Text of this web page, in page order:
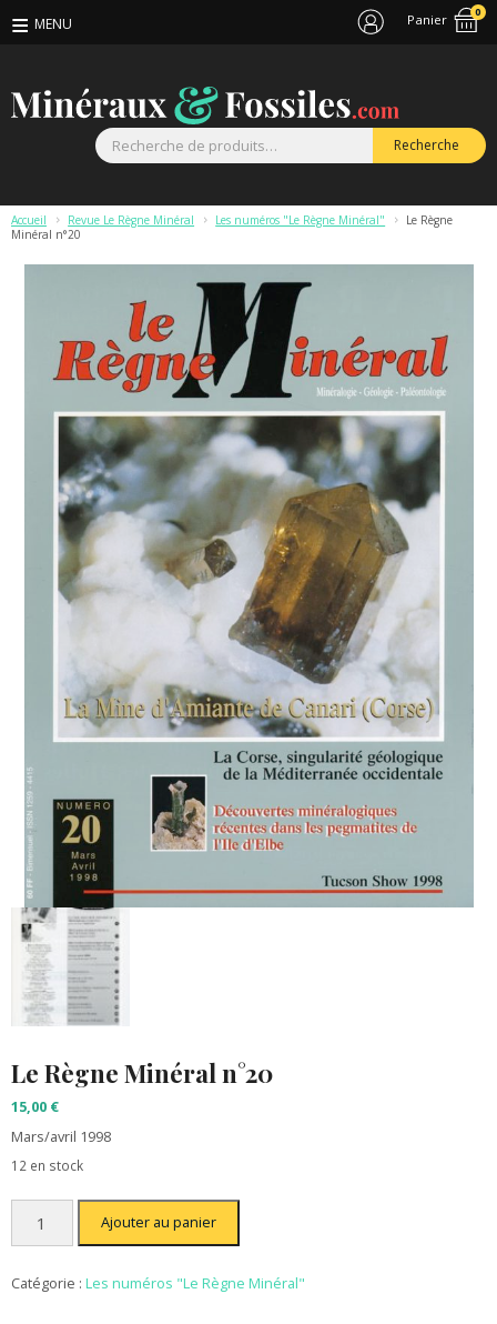
Panier 0
Recherche
Accueil > Revue Le Règne Minéral > Les numéros "Le Règne Minéral" >
Le Règne
Minéral n°20
Le Règne Minéral n°20
15,00 €
Mars/avril 1998
12 en stock
quantité
Le
Minéral
Ajouter au panier
Catégorie : Les numéros "Le Règne Minéral"